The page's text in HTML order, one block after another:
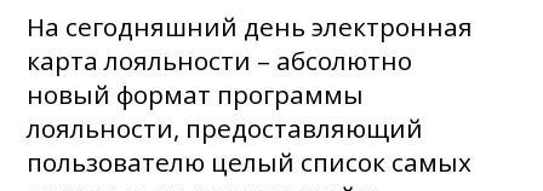
На сегодняшний день электронная
карта лояльности – абсолютно
новый формат программы
лояльности, предоставляющий
пользователю целый список самых